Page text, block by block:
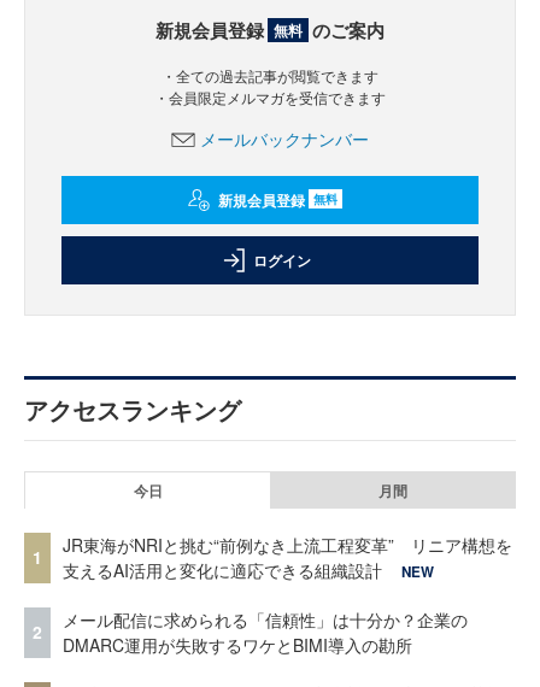
新規会員登録 無料 のご案内
・全ての過去記事が閲覧できます
・会員限定メルマガを受信できます
メールバックナンバー
新規会員登録 無料
ログイン
アクセスランキング
今日 月間
1
JR東海がNRIと挑む“前例なき上流工程変革” リニア構想を
支えるAI活用と変化に適応できる組織設計
NEW
2
メール配信に求められる「信頼性」は十分か？企業の
DMARC運用が失敗するワケとBIMI導入の勘所